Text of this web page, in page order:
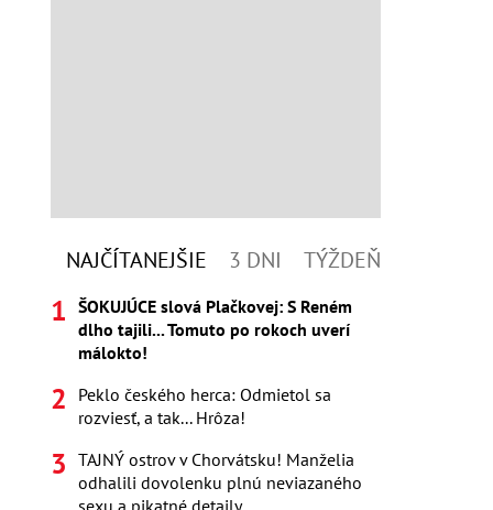
NAJČÍTANEJŠIE 3 DNI TÝŽDEŇ
ŠOKUJÚCE slová Plačkovej: S Reném
dlho tajili... Tomuto po rokoch uverí
málokto!
Peklo českého herca: Odmietol sa
rozviesť, a tak... Hrôza!
TAJNÝ ostrov v Chorvátsku! Manželia
odhalili dovolenku plnú neviazaného